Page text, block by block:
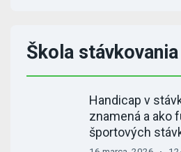
Škola stávkovania
Handicap v
znamená a ako
športových